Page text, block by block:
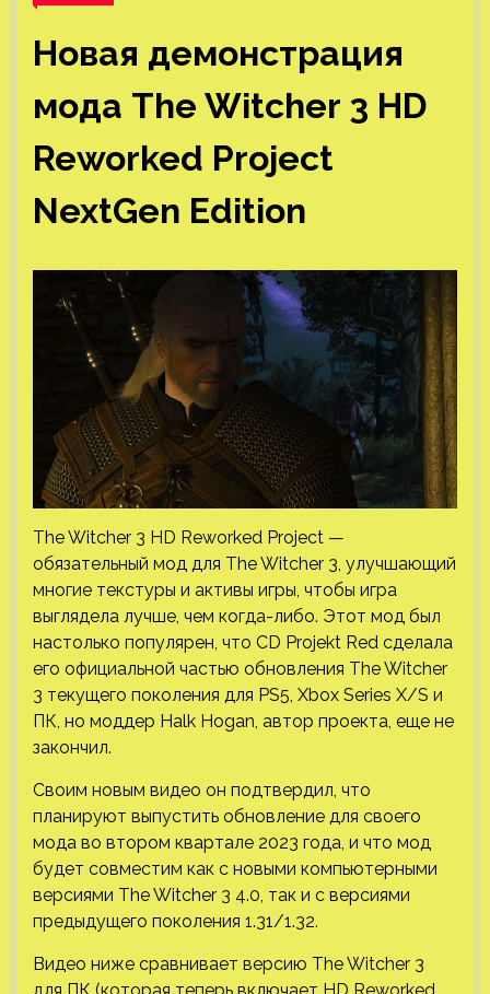
Новая демонстрация
мода The Witcher 3 HD
Reworked Project
NextGen Edition
The Witcher 3 HD Reworked Project —
обязательный мод для The Witcher 3, улучшающий
многие текстуры и активы игры, чтобы игра
выглядела лучше, чем когда-либо. Этот мод был
настолько популярен, что CD Projekt Red сделала
его официальной частью обновления The Witcher
3 текущего поколения для PS5, Xbox Series X/S и
ПК, но моддер Halk Hogan, автор проекта, еще не
закончил.
Своим новым видео он подтвердил, что
планируют выпустить обновление для своего
мода во втором квартале 2023 года, и что мод
будет совместим как с новыми компьютерными
версиями The Witcher 3 4.0, так и с версиями
предыдущего поколения 1.31/1.32.
Видео ниже сравнивает версию The Witcher 3